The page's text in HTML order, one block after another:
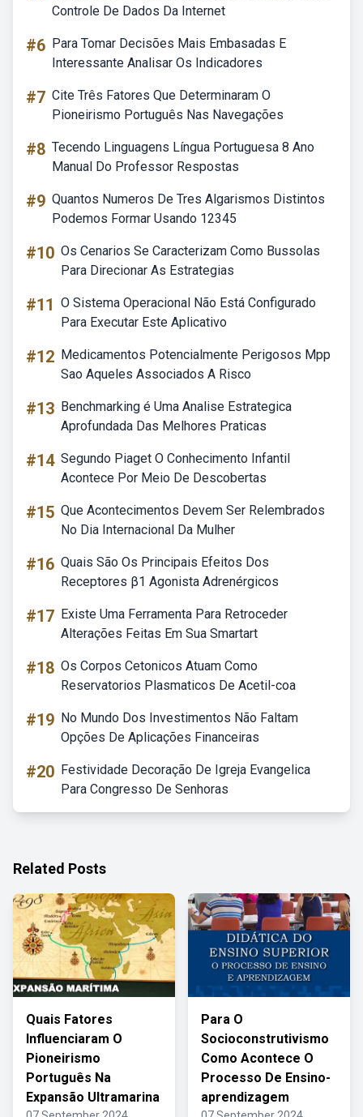
Controle De Dados Da Internet
#6 Para Tomar Decisões Mais Embasadas E
Interessante Analisar Os Indicadores
#7 Cite Três Fatores Que Determinaram O
Pioneirismo Português Nas Navegações
#8 Tecendo Linguagens Língua Portuguesa 8 Ano
Manual Do Professor Respostas
#9 Quantos Numeros De Tres Algarismos Distintos
Podemos Formar Usando 12345
#10 Os Cenarios Se Caracterizam Como Bussolas
Para Direcionar As Estrategias
#11 O Sistema Operacional Não Está Configurado
Para Executar Este Aplicativo
#12 Medicamentos Potencialmente Perigosos Mpp
Sao Aqueles Associados A Risco
#13 Benchmarking é Uma Analise Estrategica
Aprofundada Das Melhores Praticas
#14 Segundo Piaget O Conhecimento Infantil
Acontece Por Meio De Descobertas
#15 Que Acontecimentos Devem Ser Relembrados
No Dia Internacional Da Mulher
#16 Quais São Os Principais Efeitos Dos
Receptores β1 Agonista Adrenérgicos
#17 Existe Uma Ferramenta Para Retroceder
Alterações Feitas Em Sua Smartart
#18 Os Corpos Cetonicos Atuam Como
Reservatorios Plasmaticos De Acetil-coa
#19 No Mundo Dos Investimentos Não Faltam
Opções De Aplicações Financeiras
#20 Festividade Decoração De Igreja Evangelica
Para Congresso De Senhoras
Related Posts
Quais Fatores
Influenciaram O
Pioneirismo
Português Na
Expansão Ultramarina
Para O
Socioconstrutivismo
Como Acontece O
Processo De Ensino-
aprendizagem